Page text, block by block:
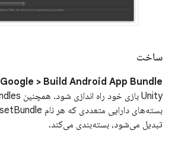
ساخت
Google > Build Android App Bundle
تبدیل می‌شود، بسته‌بندی می‌کند.